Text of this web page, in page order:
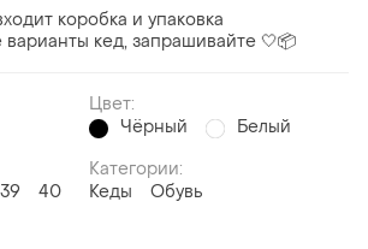
коробка и упаковка
кед, запрашивайте 🤍📦
Цвет:
Чёрный
Белый
39
40
Категории:
Кеды
Обувь